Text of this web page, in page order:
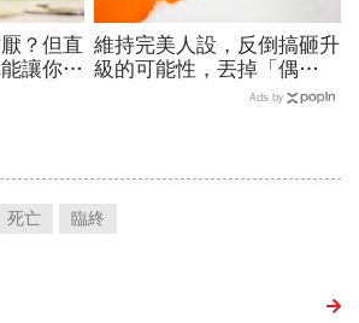
？但直
讓你變
維持完美人設，反倒搞砸升
級的可能性，丟掉「偶
包」，用「打怪心態」解鎖
Ads by
死亡 臨終